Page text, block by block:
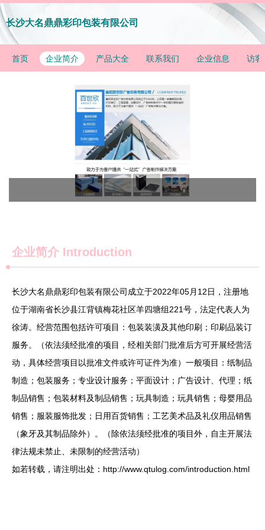
长沙大名鼎鼎彩印包装有限公司
首页 企业简介 产品大全 联系我们 企业信息 访客
企业简介 Introduction
长沙大名鼎鼎彩印包装有限公司成立于2022年05月12日，注册地
位于湖南省长沙县江背镇梅花社区羊四塘组221号，法定代表人为
徐涛。经营范围包括许可项目：包装装潢及其他印刷；印刷品装订
服务。（依法须经批准的项目，经相关部门批准后方可开展经营活
动，具体经营项目以批准文件或许可证件为准）一般项目：纸制品
制造；包装服务；专业设计服务；平面设计；广告设计、代理；纸
制品销售；包装材料及制品销售；玩具制造；玩具销售；母婴用品
销售；服装服饰批发；日用百货销售；工艺美术品及礼仪用品销售
（象牙及其制品除外）。（除依法须经批准的项目外，自主开展法
律法规未禁止、未限制的经营活动）
如若转载，请注明出处：http://www.qtulog.com/introduction.html